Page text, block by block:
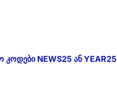
კოდები NEWS25 ან YEAR25